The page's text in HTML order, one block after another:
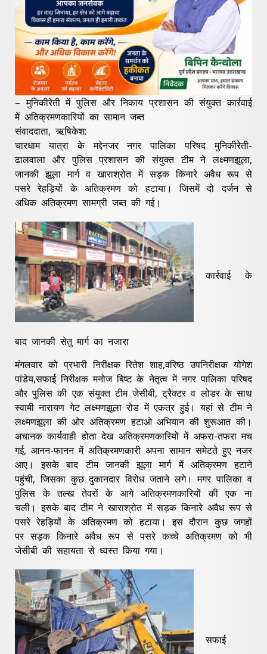
– मुनिकीरेती में पुलिस और निकाय प्रशासन की संयुक्त कार्रवाई
में अतिक्रमणकारियों का सामान जब्त
संवाददाता, ऋषिकेश:
चारधाम यात्रा के मद्देनजर नगर पालिका परिषद मुनिकीरेती-
ढालवाला और पुलिस प्रशासन की संयुक्त टीम ने लक्ष्मणझूला,
जानकी झूला मार्ग व खाराश्रोत में सड़क किनारे अवैध रूप से
पसरे रेहड़ियों के अतिक्रमण को हटाया। जिसमें दो दर्जन से
अधिक अतिक्रमण सामग्री जब्त की गई।
कार्रवाई के
बाद जानकी सेतु मार्ग का नजारा
मंगलवार को प्रभारी निरीक्षक रितेश शाह,वरिष्ठ उपनिरीक्षक योगेश
पांडेय,सफाई निरीक्षक मनोज बिष्ट के नेतृत्व में नगर पालिका परिषद
और पुलिस की एक संयुक्त टीम जेसीबी, ट्रैक्टर व लोडर के साथ
स्वामी नारायण गेट लक्ष्मणझूला रोड में एकत्र हुई। यहां से टीम ने
लक्ष्मणझूला की ओर अतिक्रमण हटाओ अभियान की शुरूआत की।
अचानक कार्यवाही होता देख अतिक्रमणकारियों में अफरा-तफरा मच
गई, आनन-फानन में अतिक्रमणकारी अपना सामान समेटते हुए नजर
आए। इसके बाद टीम जानकी झूला मार्ग में अतिक्रमण हटाने
पहुंची, जिसका कुछ दुकानदार विरोध जताने लगे। मगर पालिका व
पुलिस के तल्ख तेवरों के आगे अतिक्रमणकारियों की एक ना
चली। इसके बाद टीम ने खाराश्रोत में सड़क किनारे अवैध रूप से
पसरे रेहड़ियों के अतिक्रमण को हटाया। इस दौरान कुछ जगहों
पर सड़क किनारे अवैध रूप से पसरे कच्चे अतिक्रमण को भी
जेसीबी की सहायता से ध्वस्त किया गया।
सफाई